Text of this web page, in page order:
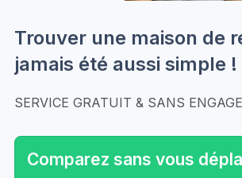
Trouver une maison de
jamais été aussi simple !
SERVICE GRATUIT & SANS
Comparez sans vous